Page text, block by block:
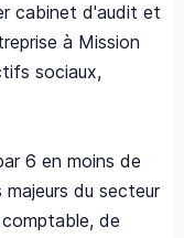
cabinet d'audit et
à Mission
sociaux,
6 en moins de
du secteur
de